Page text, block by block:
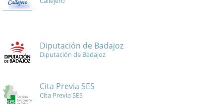
Diputación de Badajoz
Diputación de Badajoz
Cita Previa SES
Cita Previa SES